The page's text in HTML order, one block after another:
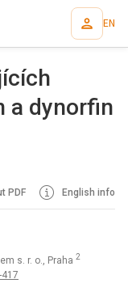
EN
a dynorfin
PDF English info
s. r. o., Praha 2